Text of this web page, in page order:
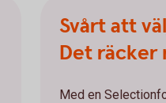
Svårt att
Det räcker
Med en